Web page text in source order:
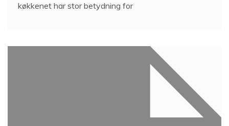
køkkenet har stor betydning for